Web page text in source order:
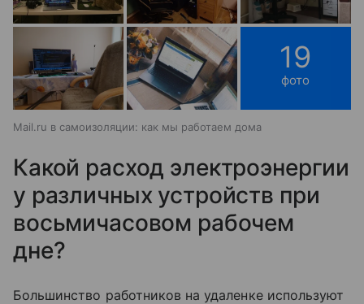
19
фото
Mail.ru в самоизоляции: как мы работаем дома
Какой расход электроэнергии
у различных устройств при
восьмичасовом рабочем
дне?
Большинство работников на удаленке используют